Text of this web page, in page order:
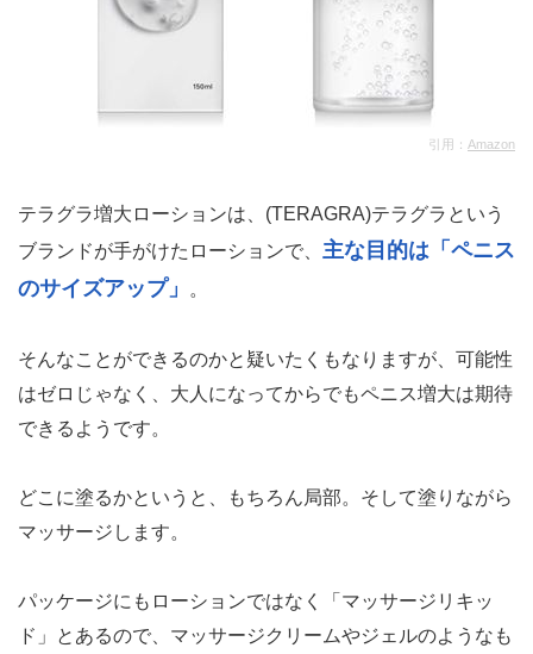
引用： Amazon
テラグラ増大ローションは、(TERAGRA)テラグラという
ブランドが手がけたローションで、 主な目的は「ペニス
のサイズアップ」
。
そんなことができるのかと疑いたくもなりますが、可能性
はゼロじゃなく、大人になってからでもペニス増大は期待
できるようです。
どこに塗るかというと、もちろん局部。そして塗りながら
マッサージします。
パッケージにもローションではなく「マッサージリキッ
ド」とあるので、マッサージクリームやジェルのようなも